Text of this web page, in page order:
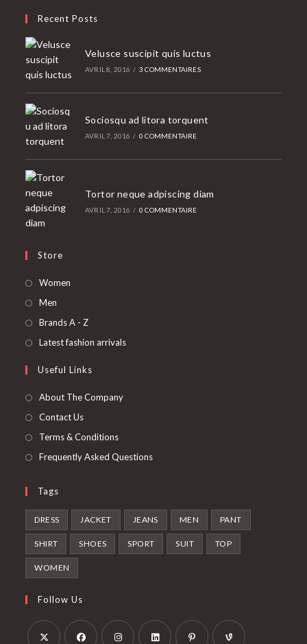
Recent Posts
Velusce suscipit quis luctus
AVRIL 8, 2016 / 3 COMMENTAIRES
Sociosqu ad litora torquent
AVRIL 7, 2016 / 0 COMMENTAIRE
Tortor neque adpiscing diam
AVRIL 7, 2016 / 0 COMMENTAIRE
Store
Women
un
Men
dans
un
onglet
Brands A - ZS’ouvre
dans
nouvel
Latest fashion arrivalsS’ouvre
Useful Links
About The Company
Contact Us
Terms & Conditions
Frequently Asked Questions
Tags
DRESS JACKET JEANS MEN PANT
SHIRT SHOES SPORT SUIT TOP
WOMEN
Follow Us